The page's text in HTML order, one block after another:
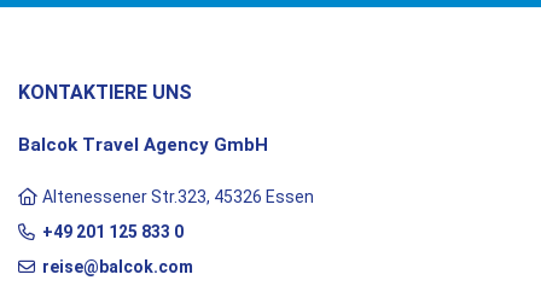
KONTAKTIERE UNS
Balcok Travel Agency GmbH
Altenessener Str.323, 45326 Essen
+49 201 125 833 0
reise@balcok.com